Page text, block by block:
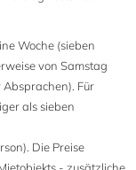
Woche (sieben
von Samstag
Für
als sieben
Die Preise